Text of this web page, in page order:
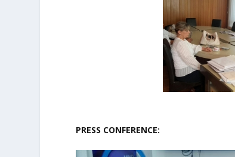
PRESS CONFERENCE: